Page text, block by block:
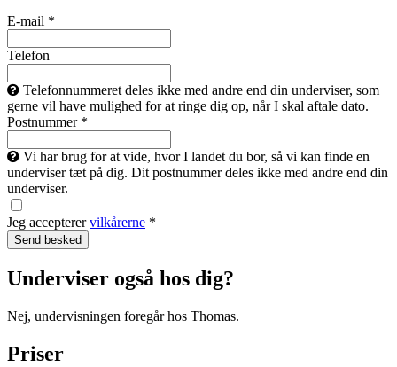
E-mail *
Telefon
Telefonnummeret deles ikke med andre end din underviser, som
gerne vil have mulighed for at ringe dig op, når I skal aftale dato.
Postnummer *
Vi har brug for at vide, hvor I landet du bor, så vi kan finde en
underviser tæt på dig. Dit postnummer deles ikke med andre end din
underviser.
Jeg accepterervilkårerne *
Underviser også hos dig?
Nej, undervisningen foregår hos Thomas.
Priser